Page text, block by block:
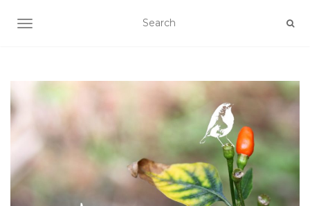
AFFICHER/MASQUER LA NAVIGATION